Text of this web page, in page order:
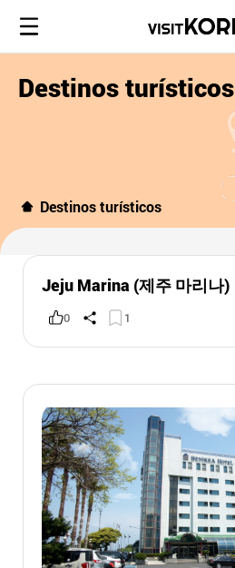
Destinos turísticos
Destinos turísticos
Jeju Marina (제주 마리나)
0 1